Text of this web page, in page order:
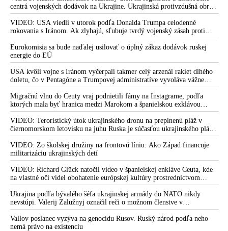
centrá vojenských dodávok na Ukrajine. Ukrajinská protivzdušná obrana
nedokázala počas ničivého nočného útoku na Kyjev a jeho okolie
zachytiť ani jednu ruskú raketu
VIDEO: USA viedli v utorok podľa Donalda Trumpa celodenné
rokovania s Iránom. Ak zlyhajú, sľubuje tvrdý vojenský zásah proti
Teheránu
Eurokomisia sa bude naďalej usilovať o úplný zákaz dodávok ruskej
energie do EÚ
USA kvôli vojne s Iránom vyčerpali takmer celý arzenál rakiet dlhého
doletu, čo v Pentagóne a Trumpovej administratíve vyvoláva vážne
obavy o bojaschopnosť americkej armády v prípade vypuknutia
konfliktu s Čínou alebo Ruskom
Migračnú vlnu do Ceuty vraj podnietili fámy na Instagrame, podľa
ktorých mala byť hranica medzi Marokom a španielskou exklávou
otvorená
VIDEO: Teroristický útok ukrajinského dronu na preplnenú pláž v
čiernomorskom letovisku na juhu Ruska je súčasťou ukrajinského plánu,
ktorý kopíruje model Hitlerovej „totálnej vojny“ po porážke
Wehrmachtu pri Stalingrade. Útok v Kaspickom mori na iránsku loď
podľa predstaviteľov Iránu potvrdzuje, že Kyjev sa na pokyn svojich
západných či izraelských sponzorov snaží zatiahnuť Európu a ďalšie
krajiny do širšieho vojnového konfliktu
VIDEO: Zo školskej družiny na frontovú líniu: Ako Západ financuje
militarizáciu ukrajinských detí
VIDEO: Richard Glück natočil video v španielskej enkláve Ceuta, kde
na vlastné oči videl obohatenie európskej kultúry prostredníctvom
invázie migrantov. Takto by podľa neho vyzeralo Slovensko, keby mu
vládlo PS, Šimečka & spol.
Ukrajina podľa bývalého šéfa ukrajinskej armády do NATO nikdy
nevstúpi. Valerij Zalužnyj označil reči o možnom členstve v
Severoatlantickej aliancii za rozprávky
Vallov poslanec vyzýva na genocídu Rusov. Ruský národ podľa neho
nemá právo na existenciu